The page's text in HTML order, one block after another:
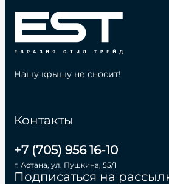
Контакты
+7 (705) 956 16-10
г. Астана, ул. Пушкина, 55/1
Подписаться на
Нашу крышу не сносит!